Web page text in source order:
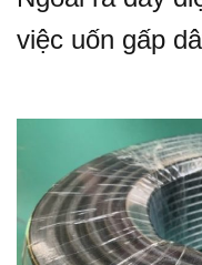
việc uốn gấp